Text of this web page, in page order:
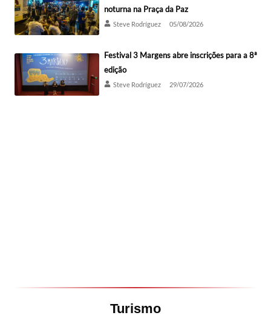
noturna na Praça da Paz
Steve Rodríguez 05/08/2026
Festival 3 Margens abre inscrições para a 8ª
edição
Steve Rodríguez 29/07/2026
Turismo